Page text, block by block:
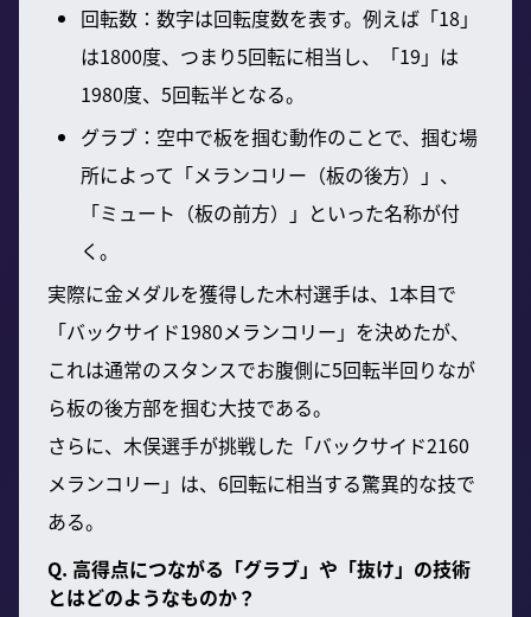
回転数：数字は回転度数を表す。例えば「18」
は1800度、つまり5回転に相当し、「19」は
1980度、5回転半となる。
グラブ：空中で板を掴む動作のことで、掴む場
所によって「メランコリー（板の後方）」、
「ミュート（板の前方）」といった名称が付
く。
実際に金メダルを獲得した木村選手は、1本目で
「バックサイド1980メランコリー」を決めたが、
これは通常のスタンスでお腹側に5回転半回りなが
ら板の後方部を掴む大技である。
さらに、木俣選手が挑戦した「バックサイド2160
メランコリー」は、6回転に相当する驚異的な技で
ある。
Q. 高得点につながる「グラブ」や「抜け」の技術
とはどのようなものか？